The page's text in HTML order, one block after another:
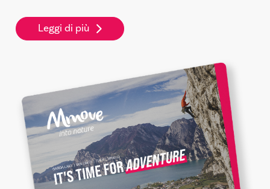
Leggi di più